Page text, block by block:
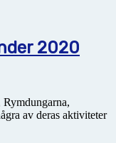
2020
Rymdungarna,
av deras aktiviteter